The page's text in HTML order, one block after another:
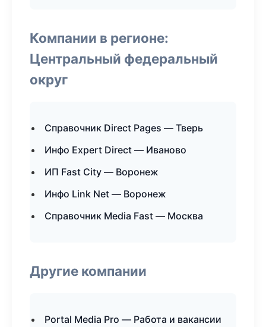
Компании в регионе:
Центральный федеральный
округ
Справочник Direct Pages — Тверь
Инфо Expert Direct — Иваново
ИП Fast City — Воронеж
Инфо Link Net — Воронеж
Справочник Media Fast — Москва
Другие компании
Portal Media Pro — Работа и вакансии